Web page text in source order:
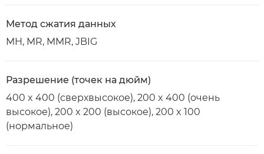
Метод сжатия данных
MH, MR, MMR, JBIG
Разрешение (точек на дюйм)
400 x 400 (сверхвысокое), 200 x 400 (очень
высокое), 200 x 200 (высокое), 200 x 100
(нормальное)